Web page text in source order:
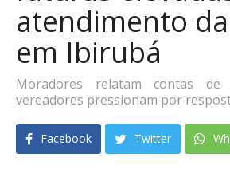
atendimento
em Ibirubá
Moradores relatam contas
vereadores pressionam por
Facebook Twitter